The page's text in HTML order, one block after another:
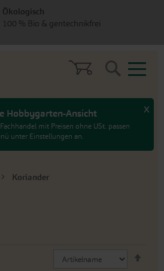
Hobbygarten-Ansicht
mit Preisen ohne USt. passen
unter Einstellungen an.
x
Search
Koriander
Ökologisch
100 % Bio & gentechnikfrei